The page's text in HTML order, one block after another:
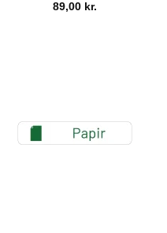
89,00 kr.